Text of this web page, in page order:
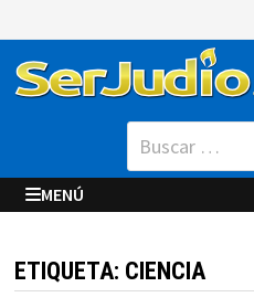
al
contenido
Buscar:
MENÚ
ETIQUETA: CIENCIA